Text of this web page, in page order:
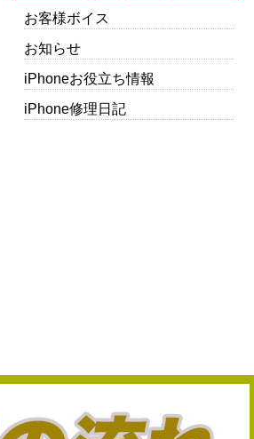
お客様ボイス
お知らせ
iPhoneお役立ち情報
iPhone修理日記